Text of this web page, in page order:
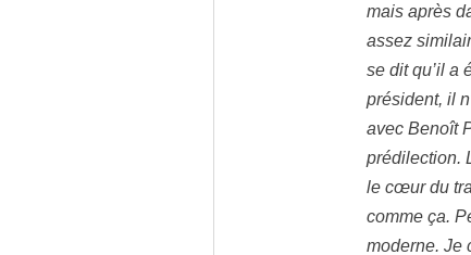
mais après
assez
se dit qu’il a
président, il
avec Benoît
prédilection.
le cœur du
comme ça.
moderne. Je